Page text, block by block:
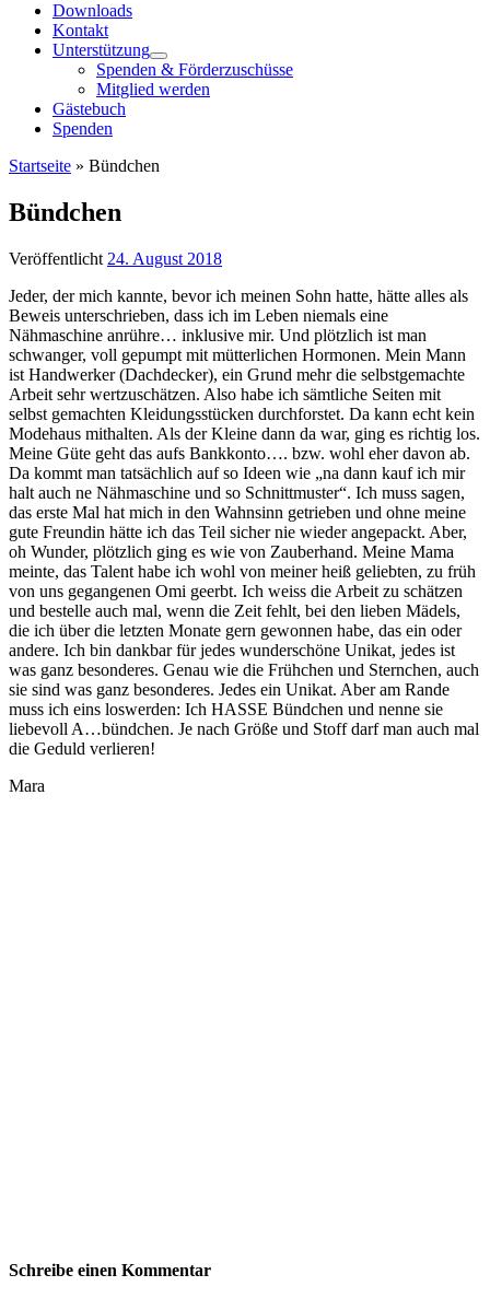
Downloads
Kontakt
Unterstützung
Spenden & Förderzuschüsse
Mitglied werden
Gästebuch
Spenden
Startseite » Bündchen
Bündchen
Veröffentlicht 24. August 2018
Jeder, der mich kannte, bevor ich meinen Sohn hatte, hätte alles als
Beweis unterschrieben, dass ich im Leben niemals eine
Nähmaschine anrühre… inklusive mir. Und plötzlich ist man
schwanger, voll gepumpt mit mütterlichen Hormonen. Mein Mann
ist Handwerker (Dachdecker), ein Grund mehr die selbstgemachte
Arbeit sehr wertzuschätzen. Also habe ich sämtliche Seiten mit
selbst gemachten Kleidungsstücken durchforstet. Da kann echt kein
Modehaus mithalten. Als der Kleine dann da war, ging es richtig los.
Meine Güte geht das aufs Bankkonto…. bzw. wohl eher davon ab.
Da kommt man tatsächlich auf so Ideen wie „na dann kauf ich mir
halt auch ne Nähmaschine und so Schnittmuster“. Ich muss sagen,
das erste Mal hat mich in den Wahnsinn getrieben und ohne meine
gute Freundin hätte ich das Teil sicher nie wieder angepackt. Aber,
oh Wunder, plötzlich ging es wie von Zauberhand. Meine Mama
meinte, das Talent habe ich wohl von meiner heiß geliebten, zu früh
von uns gegangenen Omi geerbt. Ich weiss die Arbeit zu schätzen
und bestelle auch mal, wenn die Zeit fehlt, bei den lieben Mädels,
die ich über die letzten Monate gern gewonnen habe, das ein oder
andere. Ich bin dankbar für jedes wunderschöne Unikat, jedes ist
was ganz besonderes. Genau wie die Frühchen und Sternchen, auch
sie sind was ganz besonderes. Jedes ein Unikat. Aber am Rande
muss ich eins loswerden: Ich HASSE Bündchen und nenne sie
liebevoll A…bündchen. Je nach Größe und Stoff darf man auch mal
die Geduld verlieren!
Mara
Schreibe einen Kommentar